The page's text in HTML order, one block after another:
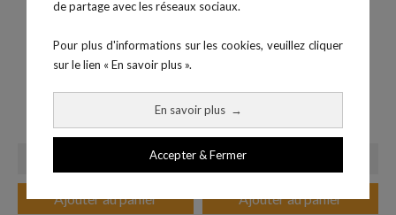
de partage avec les réseaux sociaux.
Pour plus d'informations sur les cookies, veuillez cliquer
sur le lien « En savoir plus ».
En savoir plus →
Accepter & Fermer
Prix
679,00 €
Ajouter au panier
Double décamètre - 20 m
Prix
12,00 €
Ajouter au panier